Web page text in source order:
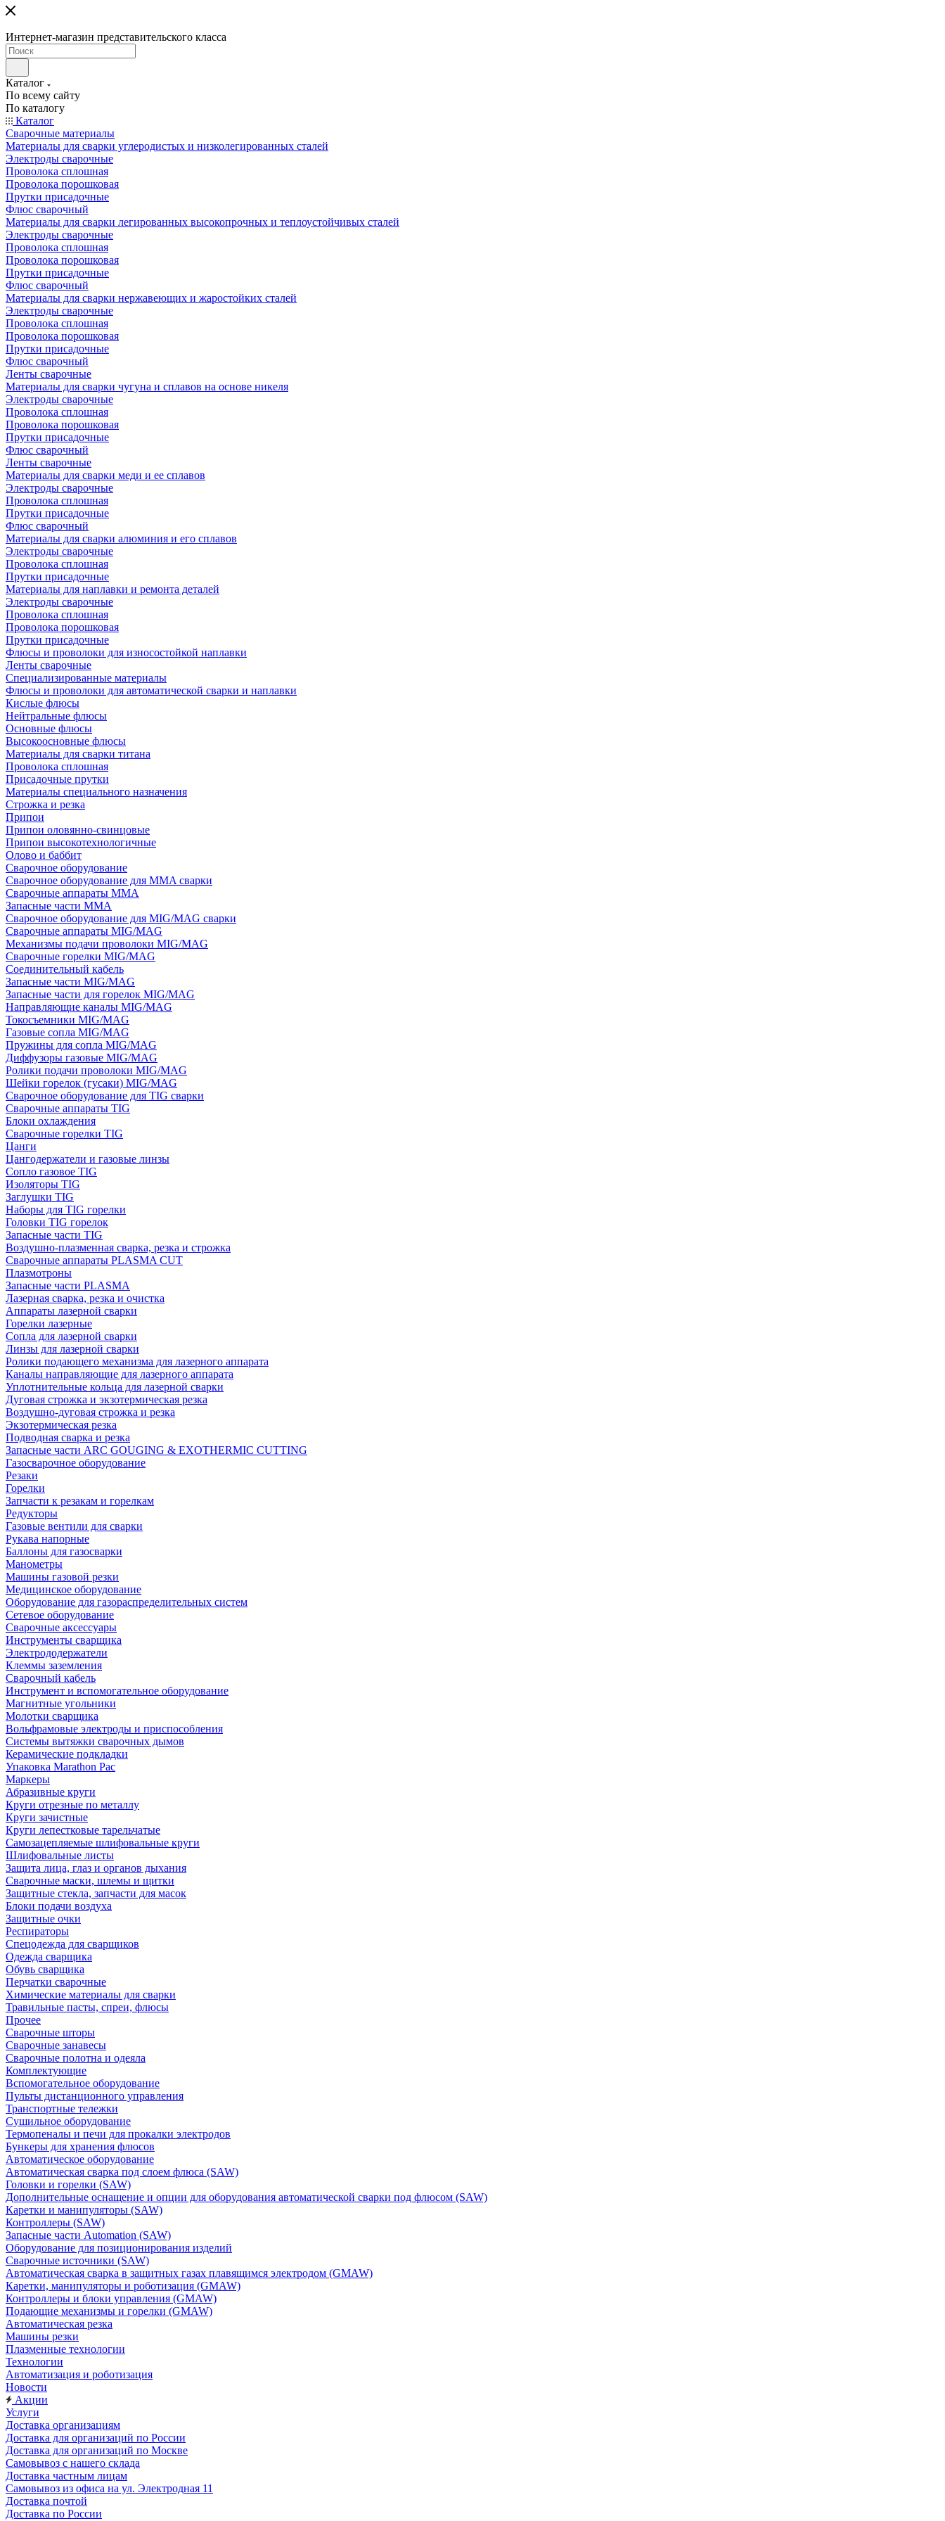
Интернет-магазин представительского класса
Каталог
По всему сайту
По каталогу
Каталог
Сварочные материалы
Материалы для сварки углеродистых и низколегированных сталей
Электроды сварочные
Проволока сплошная
Проволока порошковая
Прутки присадочные
Флюс сварочный
Материалы для сварки легированных высокопрочных и теплоустойчивых сталей
Электроды сварочные
Проволока сплошная
Проволока порошковая
Прутки присадочные
Флюс сварочный
Материалы для сварки нержавеющих и жаростойких сталей
Электроды сварочные
Проволока сплошная
Проволока порошковая
Прутки присадочные
Флюс сварочный
Ленты сварочные
Материалы для сварки чугуна и сплавов на основе никеля
Электроды сварочные
Проволока сплошная
Проволока порошковая
Прутки присадочные
Флюс сварочный
Ленты сварочные
Материалы для сварки меди и ее сплавов
Электроды сварочные
Проволока сплошная
Прутки присадочные
Флюс сварочный
Материалы для сварки алюминия и его сплавов
Электроды сварочные
Проволока сплошная
Прутки присадочные
Материалы для наплавки и ремонта деталей
Электроды сварочные
Проволока сплошная
Проволока порошковая
Прутки присадочные
Флюсы и проволоки для износостойкой наплавки
Ленты сварочные
Специализированные материалы
Флюсы и проволоки для автоматической сварки и наплавки
Кислые флюсы
Нейтральные флюсы
Основные флюсы
Высокоосновные флюсы
Материалы для сварки титана
Проволока сплошная
Присадочные прутки
Материалы специального назначения
Строжка и резка
Припои
Припои оловянно-свинцовые
Припои высокотехнологичные
Олово и баббит
Сварочное оборудование
Сварочное оборудование для MMA сварки
Сварочные аппараты MMA
Запасные части MMA
Сварочное оборудование для MIG/MAG сварки
Сварочные аппараты MIG/MAG
Механизмы подачи проволоки MIG/MAG
Сварочные горелки MIG/MAG
Соединительный кабель
Запасные части MIG/MAG
Запасные части для горелок MIG/MAG
Направляющие каналы MIG/MAG
Токосъемники MIG/MAG
Газовые сопла MIG/MAG
Пружины для сопла MIG/MAG
Диффузоры газовые MIG/MAG
Ролики подачи проволоки MIG/MAG
Шейки горелок (гусаки) MIG/MAG
Сварочное оборудование для TIG сварки
Сварочные аппараты TIG
Блоки охлаждения
Сварочные горелки TIG
Цанги
Цангодержатели и газовые линзы
Сопло газовое TIG
Изоляторы TIG
Заглушки TIG
Наборы для TIG горелки
Головки TIG горелок
Запасные части TIG
Воздушно-плазменная сварка, резка и строжка
Сварочные аппараты PLASMA CUT
Плазмотроны
Запасные части PLASMA
Лазерная сварка, резка и очистка
Аппараты лазерной сварки
Горелки лазерные
Сопла для лазерной сварки
Линзы для лазерной сварки
Ролики подающего механизма для лазерного аппарата
Каналы направляющие для лазерного аппарата
Уплотнительные кольца для лазерной сварки
Дуговая строжка и экзотермическая резка
Воздушно-дуговая строжка и резка
Экзотермическая резка
Подводная сварка и резка
Запасные части ARC GOUGING & EXOTHERMIC CUTTING
Газосварочное оборудование
Резаки
Горелки
Запчасти к резакам и горелкам
Редукторы
Газовые вентили для сварки
Рукава напорные
Баллоны для газосварки
Манометры
Машины газовой резки
Медицинское оборудование
Оборудование для газораспределительных систем
Сетевое оборудование
Сварочные аксессуары
Инструменты сварщика
Электрододержатели
Клеммы заземления
Сварочный кабель
Инструмент и вспомогательное оборудование
Магнитные угольники
Молотки сварщика
Вольфрамовые электроды и приспособления
Системы вытяжки сварочных дымов
Керамические подкладки
Упаковка Marathon Pac
Маркеры
Абразивные круги
Круги отрезные по металлу
Круги зачистные
Круги лепестковые тарельчатые
Самозацепляемые шлифовальные круги
Шлифовальные листы
Защита лица, глаз и органов дыхания
Сварочные маски, шлемы и щитки
Защитные стекла, запчасти для масок
Блоки подачи воздуха
Защитные очки
Респираторы
Спецодежда для сварщиков
Одежда сварщика
Обувь сварщика
Перчатки сварочные
Химические материалы для сварки
Травильные пасты, спреи, флюсы
Прочее
Сварочные шторы
Сварочные занавесы
Сварочные полотна и одеяла
Комплектующие
Вспомогательное оборудование
Пульты дистанционного управления
Транспортные тележки
Сушильное оборудование
Термопеналы и печи для прокалки электродов
Бункеры для хранения флюсов
Автоматическое оборудование
Автоматическая сварка под слоем флюса (SAW)
Головки и горелки (SAW)
Дополнительные оснащение и опции для оборудования автоматической сварки под флюсом (SAW)
Каретки и манипуляторы (SAW)
Контроллеры (SAW)
Запасные части Automation (SAW)
Оборудование для позиционирования изделий
Сварочные источники (SAW)
Автоматическая сварка в защитных газах плавящимся электродом (GMAW)
Каретки, манипуляторы и роботизация (GMAW)
Контроллеры и блоки управления (GMAW)
Подающие механизмы и горелки (GMAW)
Автоматическая резка
Машины резки
Плазменные технологии
Технологии
Автоматизация и роботизация
Новости
Акции
Услуги
Доставка организациям
Доставка для организаций по России
Доставка для организаций по Москве
Самовывоз с нашего склада
Доставка частным лицам
Самовывоз из офиса на ул. Электродная 11
Доставка почтой
Доставка по России